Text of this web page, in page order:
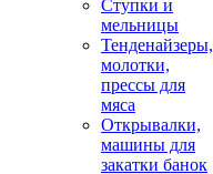
Ступки и
мельницы
Тенденайзеры,
молотки,
прессы для
мяса
Открывалки,
машины для
закатки банок